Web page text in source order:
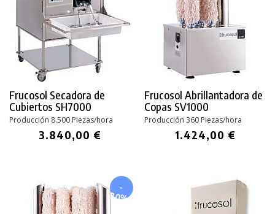
Frucosol Secadora de
Cubiertos SH7000
Producción 8.500 Piezas/hora
3.840,00 €
Frucosol Abrillantadora de
Copas SV1000
Producción 360 Piezas/hora
1.424,00 €
-
20%